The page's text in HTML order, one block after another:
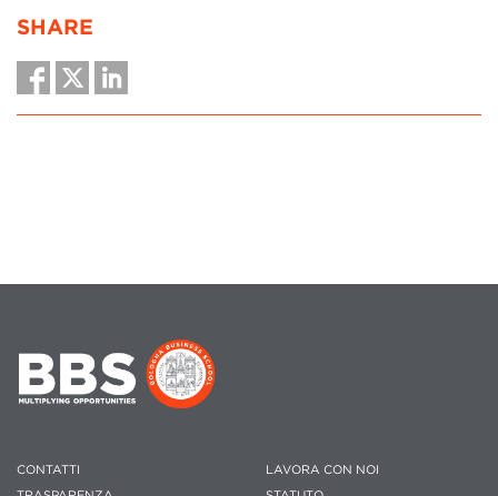
SHARE
CONTATTI
LAVORA CON NOI